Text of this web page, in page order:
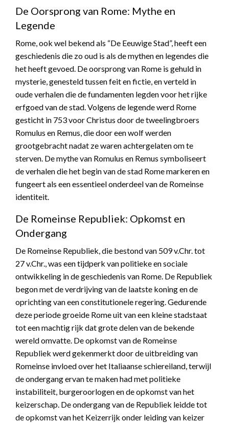
De Oorsprong van Rome: Mythe en
Legende
Rome, ook wel bekend als “De Eeuwige Stad”, heeft een
geschiedenis die zo oud is als de mythen en legendes die
het heeft gevoed. De oorsprong van Rome is gehuld in
mysterie, genesteld tussen feit en fictie, en verteld in
oude verhalen die de fundamenten legden voor het rijke
erfgoed van de stad. Volgens de legende werd Rome
gesticht in 753 voor Christus door de tweelingbroers
Romulus en Remus, die door een wolf werden
grootgebracht nadat ze waren achtergelaten om te
sterven. De mythe van Romulus en Remus symboliseert
de verhalen die het begin van de stad Rome markeren en
fungeert als een essentieel onderdeel van de Romeinse
identiteit.
De Romeinse Republiek: Opkomst en
Ondergang
De Romeinse Republiek, die bestond van 509 v.Chr. tot
27 v.Chr., was een tijdperk van politieke en sociale
ontwikkeling in de geschiedenis van Rome. De Republiek
begon met de verdrijving van de laatste koning en de
oprichting van een constitutionele regering. Gedurende
deze periode groeide Rome uit van een kleine stadstaat
tot een machtig rijk dat grote delen van de bekende
wereld omvatte. De opkomst van de Romeinse
Republiek werd gekenmerkt door de uitbreiding van
Romeinse invloed over het Italiaanse schiereiland, terwijl
de ondergang ervan te maken had met politieke
instabiliteit, burgeroorlogen en de opkomst van het
keizerschap. De ondergang van de Republiek leidde tot
de opkomst van het Keizerrijk onder leiding van keizer